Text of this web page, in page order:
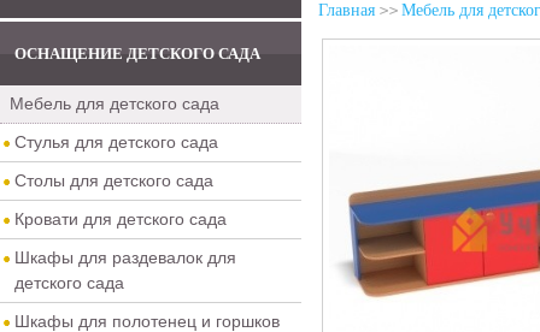
ОСНАЩЕНИЕ ДЕТСКОГО САДА
Мебель для детского сада
Стулья для детского сада
Столы для детского сада
Кровати для детского сада
Шкафы для раздевалок для
детского сада
Шкафы для полотенец и горшков
Главная Мебель для